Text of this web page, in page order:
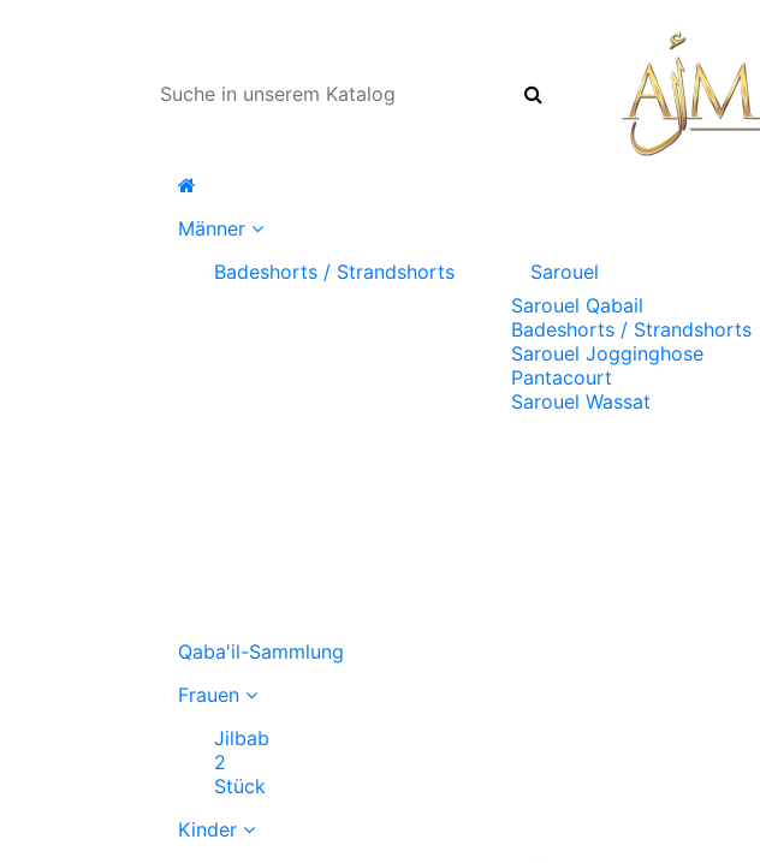
Männer
Badeshorts / Strandshorts
Sarouel
Sarouel Qabail
Badeshorts / Strandshorts
Sarouel Jogginghose
Pantacourt
Sarouel Wassat
Qaba'il-Sammlung
Frauen
Jilbab
2
Stück
Kinder